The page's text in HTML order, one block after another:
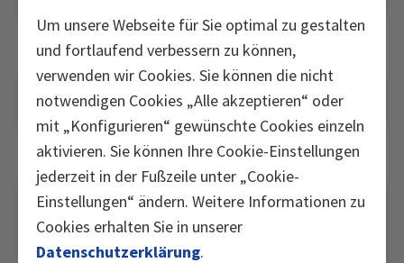
Um unsere Webseite für Sie optimal zu gestalten
und fortlaufend verbessern zu können,
verwenden wir Cookies. Sie können die nicht
notwendigen Cookies „Alle akzeptieren“ oder
mit „Konfigurieren“ gewünschte Cookies einzeln
aktivieren. Sie können Ihre Cookie-Einstellungen
jederzeit in der Fußzeile unter „Cookie-
Einstellungen“ ändern. Weitere Informationen zu
Cookies erhalten Sie in unserer
Datenschutzerklärung.
Welche Vitamine enthält
Burgerstein Multivitamin?
Wie wird Burgerstein Multivitamin
eingenommen und ab welchem
Alter ist es geeignet?